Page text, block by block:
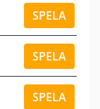
SPELA
SPELA
SPELA